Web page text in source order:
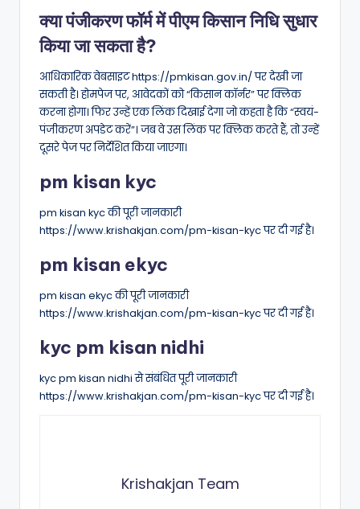
क्या पंजीकरण फॉर्म में पीएम किसान निधि सुधार
किया जा सकता है?
आधिकारिक वेबसाइट https://pmkisan.gov.in/ पर देखी जा
सकती है। होमपेज पर, आवेदकों को “किसान कॉर्नर” पर क्लिक
करना होगा। फिर उन्हें एक लिंक दिखाई देगा जो कहता है कि “स्वयं-
पंजीकरण अपडेट करें”। जब वे उस लिंक पर क्लिक करते हैं, तो उन्हें
दूसरे पेज पर निर्देशित किया जाएगा।
pm kisan kyc
pm kisan kyc की पूरी जानकारी
https://www.krishakjan.com/pm-kisan-kyc पर दी गई है।
pm kisan ekyc
pm kisan ekyc की पूरी जानकारी
https://www.krishakjan.com/pm-kisan-kyc पर दी गई है।
kyc pm kisan nidhi
kyc pm kisan nidhi से संबंधित पूरी जानकारी
https://www.krishakjan.com/pm-kisan-kyc पर दी गई है।
Krishakjan Team